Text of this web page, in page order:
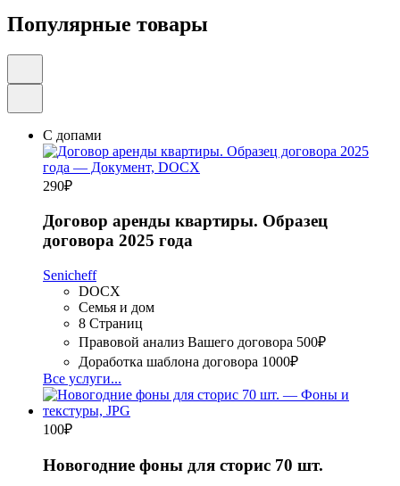
Популярные товары
С допами
290₽
Договор аренды квартиры. Образец
договора 2025 года
Senicheff
DOCX
Семья и дом
8 Страниц
Правовой анализ Вашего договора 500₽
Доработка шаблона договора 1000₽
Все услуги...
100₽
Новогодние фоны для сторис 70 шт.